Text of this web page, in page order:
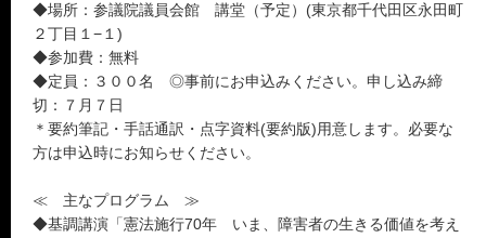
◆場所：参議院議員会館 講堂（予定）(東京都千代田区永田町
２丁目１−１)
◆参加費：無料
◆定員：３００名 ◎事前にお申込みください。申し込み締
切：７月７日
＊要約筆記・手話通訳・点字資料(要約版)用意します。必要な
方は申込時にお知らせください。
≪ 主なプログラム ≫
◆基調講演「憲法施行70年 いま、障害者の生きる価値を考え